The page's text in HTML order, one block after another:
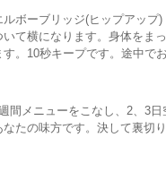
ルボーブリッジ(ヒップアップ)
いて横になります。身体をま
す。10秒キープです。途中で
間メニューをこなし、2、3
たの味方です。決して裏切り